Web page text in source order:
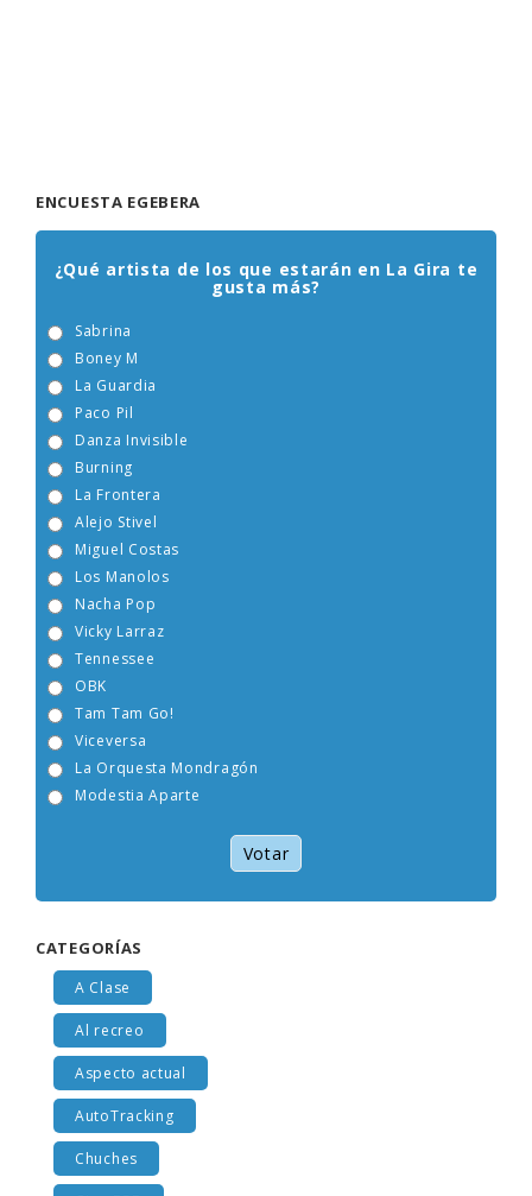
¿Qué artista de los que estarán en La Gira te
gusta más?
Boney M
Burning
Alejo Stivel
Miguel Costas
Nacha Pop
Vicky Larraz
La Orquesta Mondragón
Modestia Aparte
Votar
A Clase
Al recreo
Aspecto actual
AutoTracking
Chuches